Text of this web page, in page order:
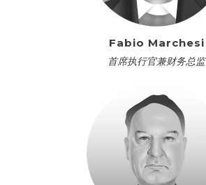
Fabio Marchesi
首席执行官兼财务总监